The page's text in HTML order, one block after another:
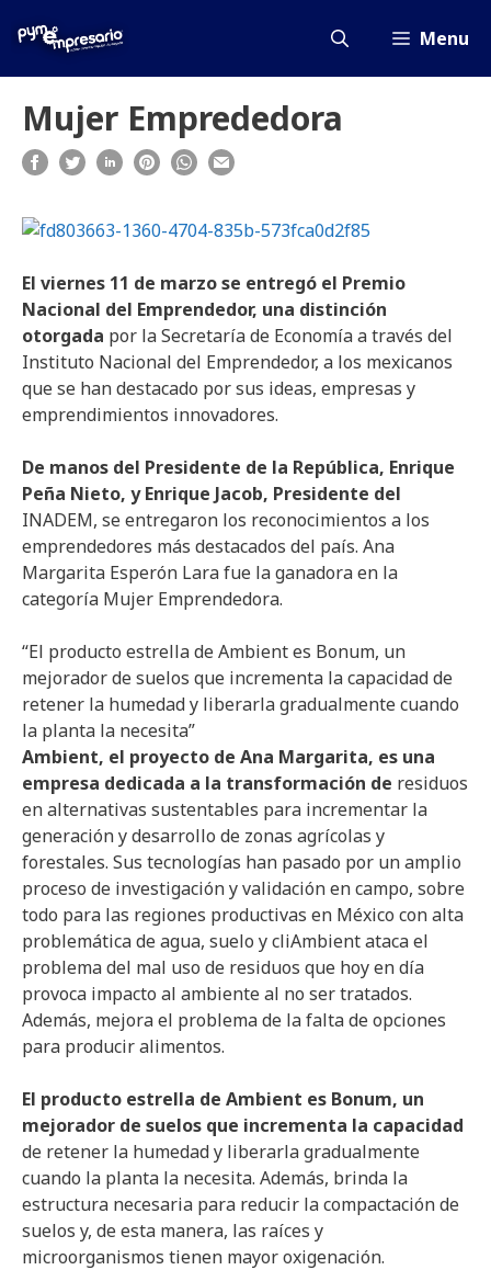
Menu
Mujer Emprededora
El viernes 11 de marzo se entregó el Premio
Nacional del Emprendedor, una distinción
otorgada por la Secretaría de Economía a través del
Instituto Nacional del Emprendedor, a los mexicanos
que se han destacado por sus ideas, empresas y
emprendimientos innovadores.
De manos del Presidente de la República, Enrique
Peña Nieto, y Enrique Jacob, Presidente del
INADEM, se entregaron los reconocimientos a los
emprendedores más destacados del país. Ana
Margarita Esperón Lara fue la ganadora en la
categoría Mujer Emprendedora.
“El producto estrella de Ambient es Bonum, un
mejorador de suelos que incrementa la capacidad de
retener la humedad y liberarla gradualmente cuando
la planta la necesita”
Ambient, el proyecto de Ana Margarita, es una
empresa dedicada a la transformación de residuos
en alternativas sustentables para incrementar la
generación y desarrollo de zonas agrícolas y
forestales. Sus tecnologías han pasado por un amplio
proceso de investigación y validación en campo, sobre
todo para las regiones productivas en México con alta
problemática de agua, suelo y cliAmbient ataca el
problema del mal uso de residuos que hoy en día
provoca impacto al ambiente al no ser tratados.
Además, mejora el problema de la falta de opciones
para producir alimentos.
El producto estrella de Ambient es Bonum, un
mejorador de suelos que incrementa la capacidad
de retener la humedad y liberarla gradualmente
cuando la planta la necesita. Además, brinda la
estructura necesaria para reducir la compactación de
suelos y, de esta manera, las raíces y
microorganismos tienen mayor oxigenación.